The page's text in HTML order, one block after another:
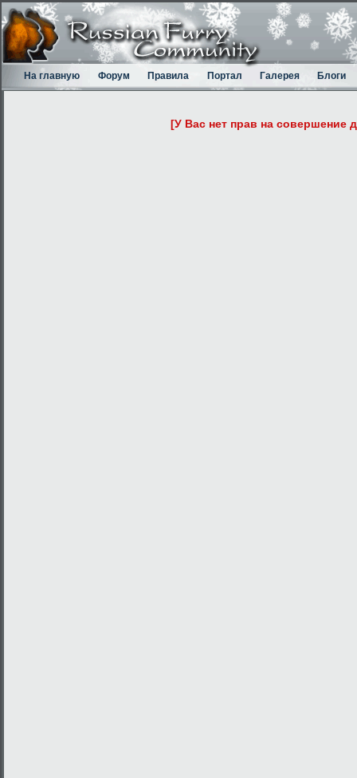
На главную Форум Правила Портал Галерея Блоги
[У Вас нет прав на совершение